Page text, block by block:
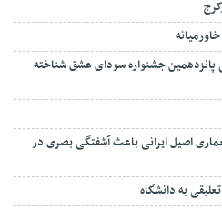
نجات غریق کشور
گرفته شد
قله ی نجات غریق ایران ایستادند
تئاتر بسیج (سودای عشق) استان البرز
شد